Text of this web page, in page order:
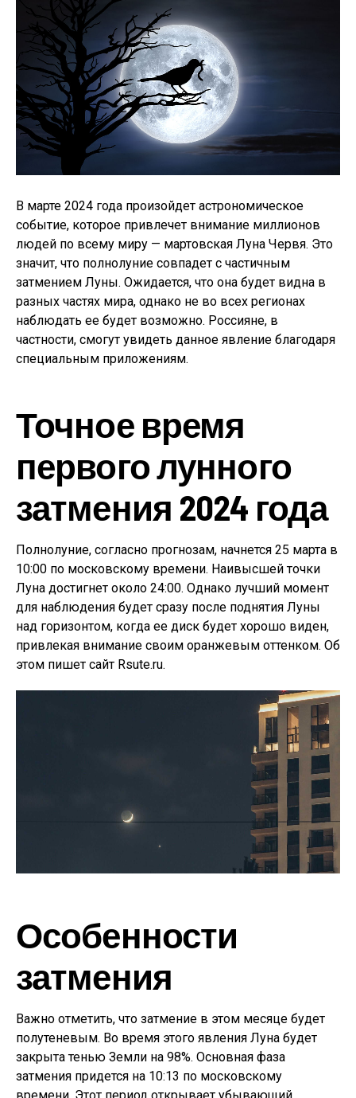
В марте 2024 года произойдет астрономическое
событие, которое привлечет внимание миллионов
людей по всему миру — мартовская Луна Червя. Это
значит, что полнолуние совпадет с частичным
затмением Луны. Ожидается, что она будет видна в
разных частях мира, однако не во всех регионах
наблюдать ее будет возможно. Россияне, в
частности, смогут увидеть данное явление благодаря
специальным приложениям.
Точное время
первого лунного
затмения 2024 года
Полнолуние, согласно прогнозам, начнется 25 марта в
10:00 по московскому времени. Наивысшей точки
Луна достигнет около 24:00. Однако лучший момент
для наблюдения будет сразу после поднятия Луны
над горизонтом, когда ее диск будет хорошо виден,
привлекая внимание своим оранжевым оттенком. Об
этом пишет сайт Rsute.ru.
Особенности
затмения
Важно отметить, что затмение в этом месяце будет
полутеневым. Во время этого явления Луна будет
закрыта тенью Земли на 98%. Основная фаза
затмения придется на 10:13 по московскому
времени. Этот период открывает убывающий